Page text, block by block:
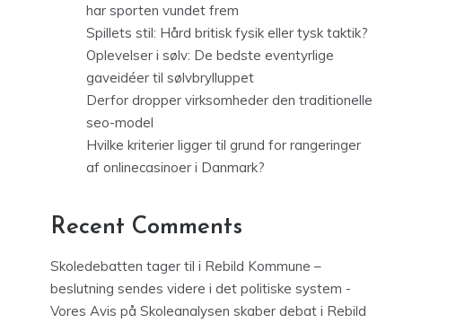
har sporten vundet frem
Spillets stil: Hård britisk fysik eller tysk taktik?
Oplevelser i sølv: De bedste eventyrlige
gaveidéer til sølvbrylluppet
Derfor dropper virksomheder den traditionelle
seo-model
Hvilke kriterier ligger til grund for rangeringer
af onlinecasinoer i Danmark?
Recent Comments
Skoledebatten tager til i Rebild Kommune –
beslutning sendes videre i det politiske system -
Vores Avis på Skoleanalysen skaber debat i Rebild